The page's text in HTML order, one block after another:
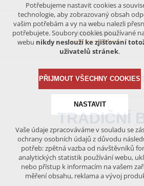
KULTURA
Bítešsko Fotogalerie
TRADIČNÍ
Potřebujeme nastavit cookies a
technologie, aby zobrazovaný obsah
vašim potřebám a vy na webu nalezli
potřebujete. Soubory cookies používané
webu nikdy neslouží ke zjišťování
uživatelů stránek.
PŘIJMOUT VŠECHNY COOKIES
NASTAVIT
Technická cookies
nutná pro provozování webu
udržení kontextu stránek (session):
případná přihlášení, volby jazyka,
Vaše údaje zpracováváme v souladu se
ochrany osobních údajů z důvodu
potřeb: zpětná vazba od návštěvníků
analytických statistik používání webu,
nebo přístup k informacím na vašem
měření obsahu, reklama a vývoj